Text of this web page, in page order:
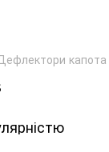
капота